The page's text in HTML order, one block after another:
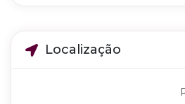
Localização